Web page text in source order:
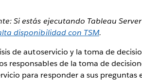
Si estás ejecutando Tableau
disponibilidad con TSM.
de autoservicio y la toma de
responsables de la toma de
para responder a sus